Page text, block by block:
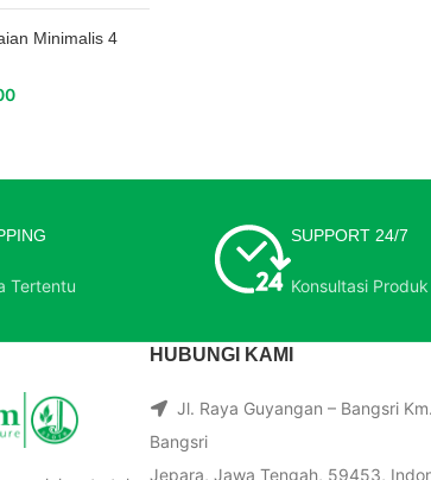
Minimalis 4
Tertentu
SUPPORT 24/7
Konsultasi Produk
HUBUNGI KAMI
Jl. Raya Guyangan – Bangsri
Bangsri
Jepara, Jawa Tengah, 59453,